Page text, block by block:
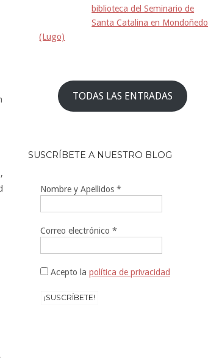
biblioteca del Seminario de
Santa Catalina en Mondoñedo
(Lugo)
TODAS LAS ENTRADAS
SUSCRÍBETE A NUESTRO BLOG
Nombre y Apellidos *
Correo electrónico *
Acepto la política de privacidad